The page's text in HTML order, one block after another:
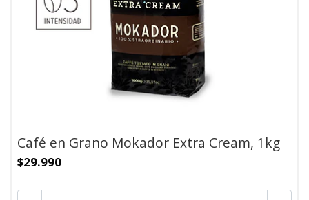
Café en Grano Mokador Extra Cream, 1kg
$29.990